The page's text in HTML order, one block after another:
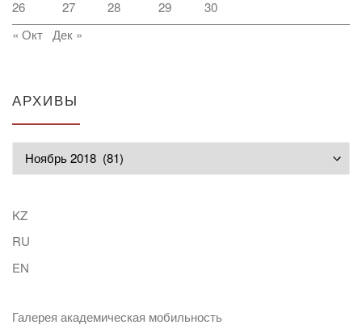
26 27 28 29
30
« Окт
Дек »
АРХИВЫ
KZ
RU
EN
Галерея академическая мобильность